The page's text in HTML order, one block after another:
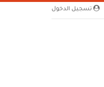
تسجيل الدخول